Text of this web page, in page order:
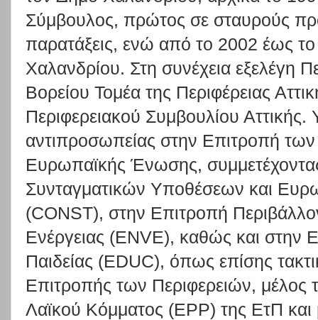
Σύμβουλος, πρώτος σε σταυρούς
παρατάξεις, ενώ από το 2002 έως
Χαλανδρίου. Στη συνέχεια εξελέγη
Βορείου Τομέα της Περιφέρειας
Περιφερειακού Συμβουλίου
αντιπροσωπείας στην Επιτροπή των
Ευρωπαϊκής Ένωσης,
Συνταγματικών Υποθέσεων και
(CONST), στην Επιτροπή
Ενέργειας (ENVE), καθώς και στην
Παιδείας (EDUC), όπως επίσης
Επιτροπής των Περιφερειών,
Λαϊκού Κόμματος (EPP) της ΕτΠ και